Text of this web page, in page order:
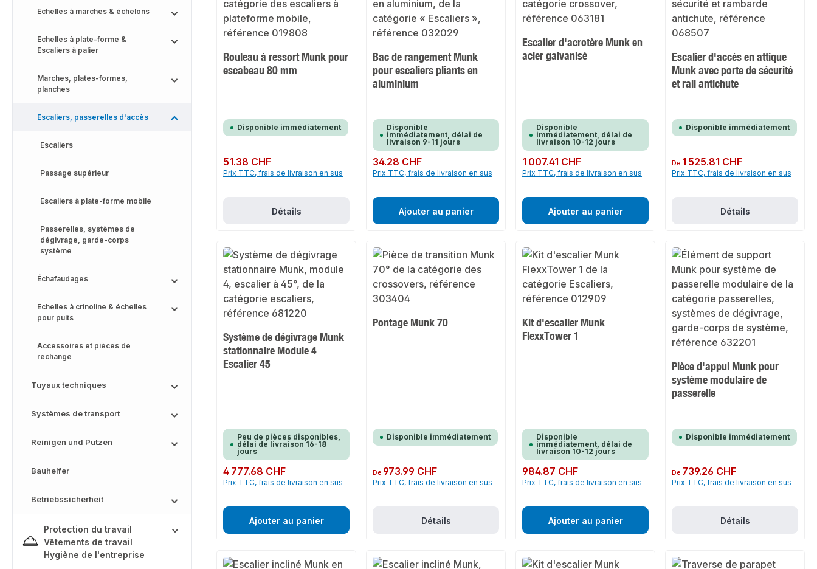
Echelles à marches & échelons
Echelles à plate-forme &
Escaliers à palier
Marches, plates-formes,
planches
Escaliers, passerelles d'accès
Escaliers
Passage supérieur
Escaliers à plate-forme mobile
Passerelles, systèmes de
dégivrage, garde-corps
système
Échafaudages
Echelles à crinoline & échelles
pour puits
Accessoires et pièces de
rechange
Tuyaux techniques
Systèmes de transport
Reinigen und Putzen
Bauhelfer
Betriebssicherheit
Protection du travail
Vêtements de travail
Hygiène de l'entreprise
Rouleau à ressort Munk pour
escabeau 80 mm
Disponible immédiatement
Prix régulier :
51.38 CHF
Prix TTC, frais de livraison en sus
Détails
Bac de rangement Munk
pour escaliers pliants en
aluminium
Disponible
immédiatement, délai de
livraison 9-11 jours
Prix régulier :
34.28 CHF
Prix TTC, frais de livraison en sus
Ajouter au panier
Escalier d'acrotère Munk en
acier galvanisé
Disponible
immédiatement, délai de
livraison 10-12 jours
Prix régulier :
1 007.41 CHF
Prix TTC, frais de livraison en sus
Ajouter au panier
Escalier d'accès en attique
Munk avec porte de sécurité
et rail antichute
Disponible immédiatement
Prix régulier :
De 1 525.81 CHF
Prix TTC, frais de livraison en sus
Détails
Système de dégivrage Munk
stationnaire Module 4
Escalier 45
Peu de pièces disponibles,
délai de livraison 16-18
jours
Prix régulier :
4 777.68 CHF
Prix TTC, frais de livraison en sus
Ajouter au panier
Pontage Munk 70
Disponible immédiatement
Prix régulier :
De 973.99 CHF
Prix TTC, frais de livraison en sus
Détails
Kit d'escalier Munk
FlexxTower 1
Disponible
immédiatement, délai de
livraison 10-12 jours
Prix régulier :
984.87 CHF
Prix TTC, frais de livraison en sus
Ajouter au panier
Pièce d'appui Munk pour
système modulaire de
passerelle
Disponible immédiatement
Prix régulier :
De 739.26 CHF
Prix TTC, frais de livraison en sus
Détails